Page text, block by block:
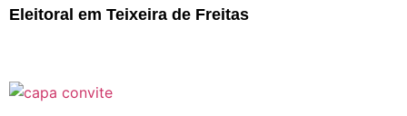
Eleitoral em Teixeira de Freitas